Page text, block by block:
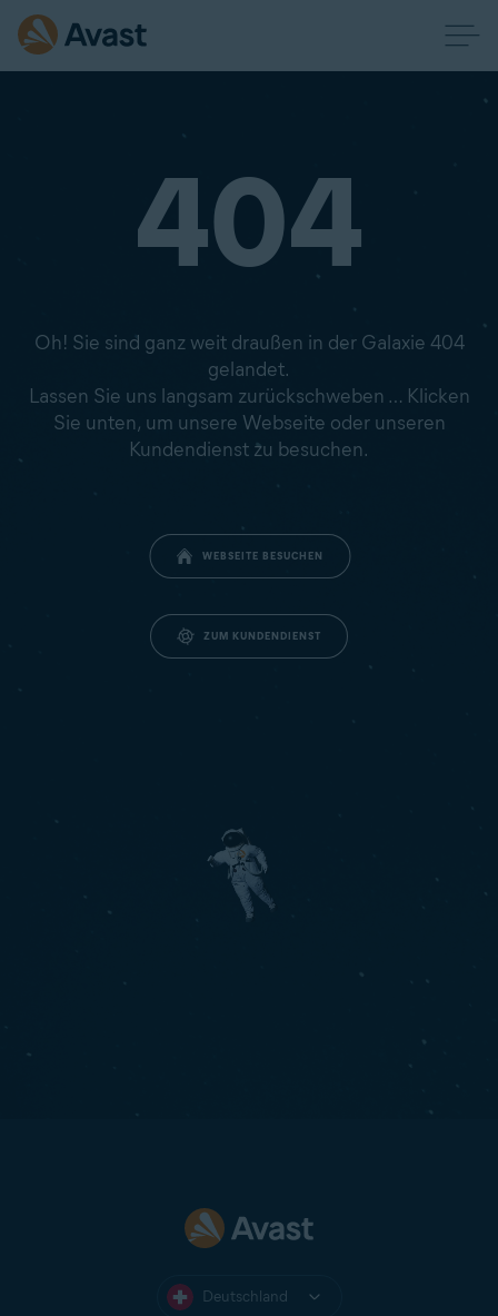
404
Oh! Sie sind ganz weit draußen in der Galaxie 404
gelandet.
Lassen Sie uns langsam zurückschweben … Klicken
Sie unten, um unsere Webseite oder unseren
Kundendienst zu besuchen.
WEBSEITE BESUCHEN
ZUM KUNDENDIENST
Deutschland